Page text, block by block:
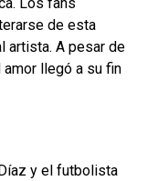
Los fans
de esta
artista. A pesar de
llegó a su fin
y el futbolista